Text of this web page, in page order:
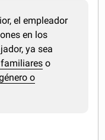
el empleador
en los
ya sea
o
o